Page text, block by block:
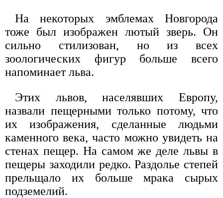
На некоторых эмблемах Новгорода
тоже был изображен лютый зверь. Он
сильно стилизован, но из всех
зоологических фигур больше всего
напоминает льва.
Этих львов, населявших Европу,
назвали пещерными только потому, что
их изображения, сделанные людьми
каменного века, часто можно увидеть на
стенах пещер. На самом же деле львы в
пещеры заходили редко. Раздолье степей
прельщало их больше мрака сырых
подземелий.